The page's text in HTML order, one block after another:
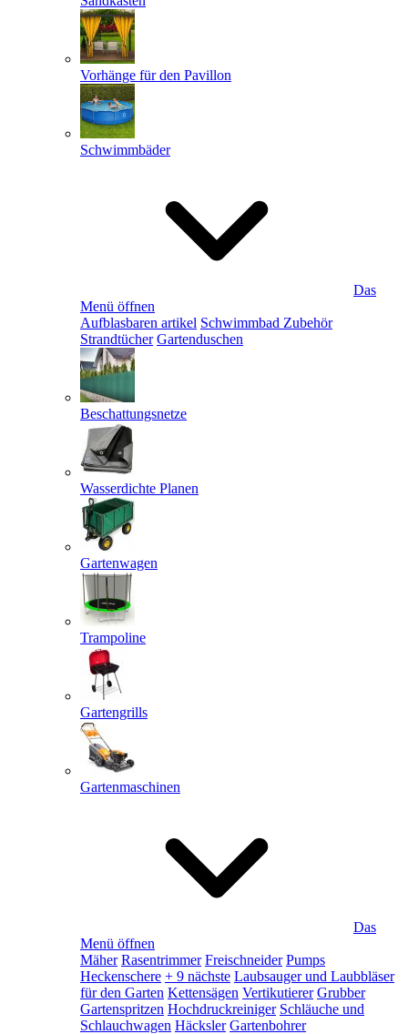
Vorhänge für den Pavillon
Schwimmbäder
Das
Menü öffnen
Aufblasbaren artikel Schwimmbad Zubehör
Strandtücher Gartenduschen
Beschattungsnetze
Wasserdichte Planen
Gartenwagen
Trampoline
Gartengrills
Gartenmaschinen
Das
Menü öffnen
Mäher Rasentrimmer Freischneider Pumps
Heckenschere + 9 nächste Laubsauger und Laubbläser
für den Garten Kettensägen Vertikutierer Grubber
Gartenspritzen Hochdruckreiniger Schläuche und
Schlauchwagen Häcksler Gartenbohrer